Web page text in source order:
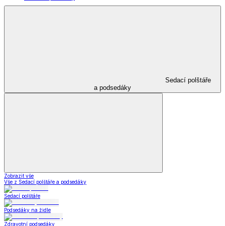
Sedací polštáře
a podsedáky
Zobrazit vše
Vše z Sedací polštáře a podsedáky
Sedací polštáře
Podsedáky na židle
Zdravotní podsedáky